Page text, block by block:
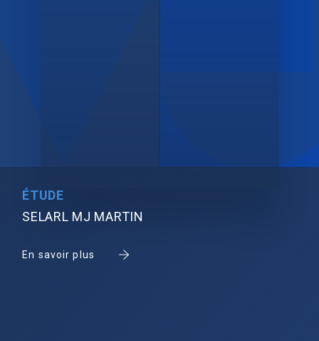
ÉTUDE
SELARL MJ MARTIN
En savoir plus